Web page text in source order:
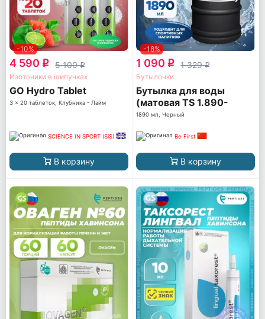
-10%
4 590 q 5 100q
Изотоники в шипучках
GO Hydro Tablet
3 x 20 таблеток, Клубника - Лайм
SCIENCE IN SPORT (SiS)
В корзину
-18%
1 090 q 1 329q
Бутылочки
Бутылка для воды
(матовая TS 1.890-
FROST)
1890 мл, Черный
Be First
В корзину